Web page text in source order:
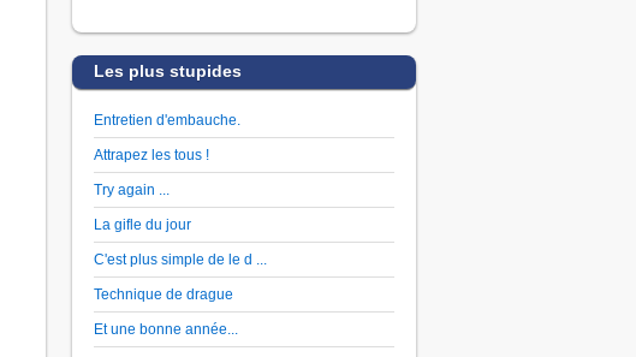
Les plus stupides
Entretien d'embauche.
Attrapez les tous !
Try again ...
La gifle du jour
C'est plus simple de le d ...
Technique de drague
Et une bonne année...